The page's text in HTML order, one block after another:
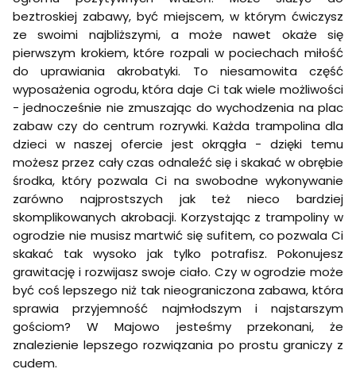
beztroskiej zabawy, być miejscem, w którym ćwiczysz
ze swoimi najbliższymi, a może nawet okaże się
pierwszym krokiem, które rozpali w pociechach miłość
do uprawiania akrobatyki. To niesamowita część
wyposażenia ogrodu, która daje Ci tak wiele możliwości
- jednocześnie nie zmuszając do wychodzenia na plac
zabaw czy do centrum rozrywki. Każda trampolina dla
dzieci w naszej ofercie jest okrągła - dzięki temu
możesz przez cały czas odnaleźć się i skakać w obrębie
środka, który pozwala Ci na swobodne wykonywanie
zarówno najprostszych jak też nieco bardziej
skomplikowanych akrobacji. Korzystając z trampoliny w
ogrodzie nie musisz martwić się sufitem, co pozwala Ci
skakać tak wysoko jak tylko potrafisz. Pokonujesz
grawitację i rozwijasz swoje ciało. Czy w ogrodzie może
być coś lepszego niż tak nieograniczona zabawa, która
sprawia przyjemność najmłodszym i najstarszym
gościom? W Majowo jesteśmy przekonani, że
znalezienie lepszego rozwiązania po prostu graniczy z
cudem.